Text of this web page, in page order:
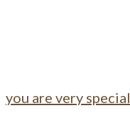
you are very special